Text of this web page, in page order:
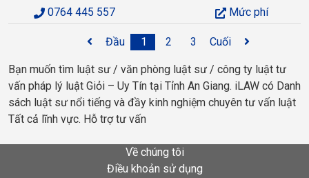
0764 445 557 Mức phí
Đầu 1 2 3 Cuối
Bạn muốn tìm luật sư / văn phòng luật sư / công ty luật tư
vấn pháp lý luật Giỏi – Uy Tín tại Tỉnh An Giang. iLAW có Danh
sách luật sư nổi tiếng và đầy kinh nghiệm chuyên tư vấn luật
Tất cả lĩnh vực. Hỗ trợ tư vấn
Về chúng tôi
Điều khoản sử dụng